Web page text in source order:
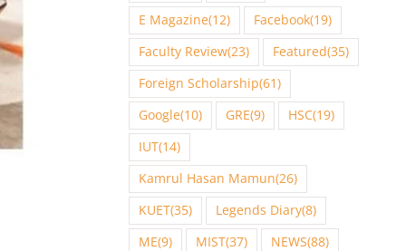
E Magazine(12) Facebook(19)
Faculty Review(23) Featured(35)
Foreign Scholarship(61)
Google(10) GRE(9) HSC(19)
IUT(14)
Kamrul Hasan Mamun(26)
KUET(35) Legends Diary(8)
ME(9) MIST(37) NEWS(88)